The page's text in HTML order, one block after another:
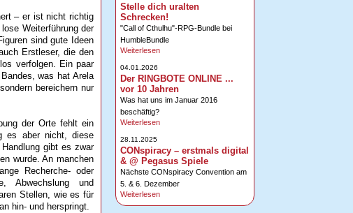
– er ist nicht richtig
Weiterführung der
sind gute Ideen
Erstleser, die den
verfolgen. Ein paar
was hat Arela
bereichern nur
der Orte fehlt ein
es aber nicht, diese
gibt es zwar
wurde. An manchen
Recherche- oder
Abwechslung und
Stellen, wie es für
hin- und herspringt.
Stelle dich uralten
Schrecken!
"Call of Cthulhu"-RPG-Bundle bei
HumbleBundle
Weiterlesen
04.01.2026
Der RINGBOTE ONLINE ...
vor 10 Jahren
Was hat uns im Januar 2016
beschäftig?
Weiterlesen
28.11.2025
CONspiracy – erstmals digital
& @ Pegasus Spiele
Nächste CONspiracy Convention am
5. & 6. Dezember
Weiterlesen